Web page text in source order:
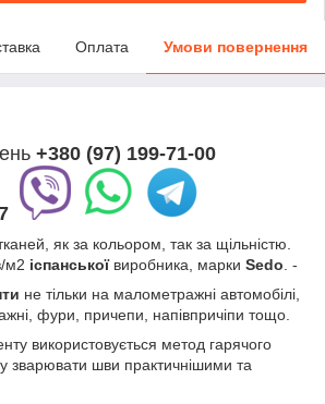
Оплата Умови повернення
+380 (97) 199-71-00
як за кольором, так за щільністю.
м2 іспанської виробника, марки Sedo . -
не тільки на малометражні автомобілі,
фури, причепи, напівпричіпи тощо.
використовується метод гарячого
зварювати шви практичнішими та